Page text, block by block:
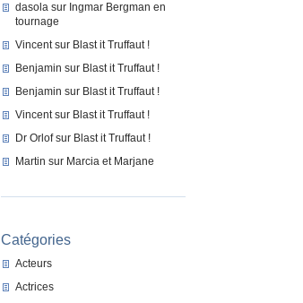
dasola sur Ingmar Bergman en
tournage
Vincentsur Blast it Truffaut !
Benjamin sur Blast it Truffaut !
Benjamin sur Blast it Truffaut !
Vincentsur Blast it Truffaut !
Dr Orlofsur Blast it Truffaut !
Martin sur Marcia et Marjane
Catégories
Acteurs
Actrices